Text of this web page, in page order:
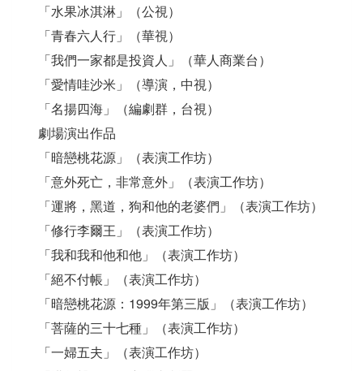
「水果冰淇淋」（公視）
「青春六人行」（華視）
「我們一家都是投資人」（華人商業台）
「愛情哇沙米」（導演，中視）
「名揚四海」（編劇群，台視）
劇場演出作品
「暗戀桃花源」（表演工作坊）
「意外死亡，非常意外」（表演工作坊）
「運將，黑道，狗和他的老婆們」（表演工作坊）
「修行李爾王」（表演工作坊）
「我和我和他和他」（表演工作坊）
「絕不付帳」（表演工作坊）
「暗戀桃花源：1999年第三版」（表演工作坊）
「菩薩的三十七種」（表演工作坊）
「一婦五夫」（表演工作坊）